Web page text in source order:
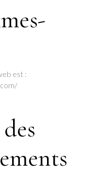
est :